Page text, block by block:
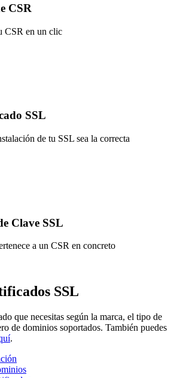
CSR
CSR en un clic
SSL
de tu SSL sea la correcta
Clave SSL
a un CSR en concreto
SSL
que necesitas según la marca, el tipo de
de dominios soportados. También puedes
.